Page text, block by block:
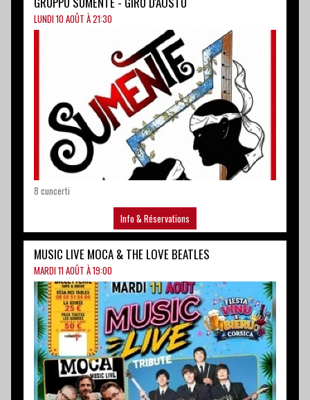
8 cuncerti
Info & Réservations
MUSIC LIVE MOCA & THE LOVE BEATLES
MARDI 11 AOÛT À 19:00
U Casone - AIACCIU
Info & Réservations